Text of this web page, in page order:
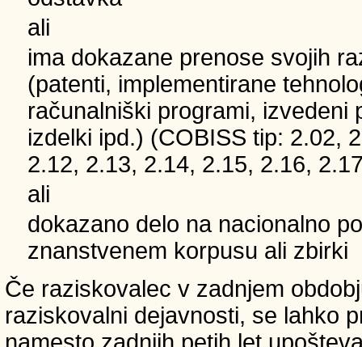
ali
ima dokazane prenose svojih
(patenti, implementirane
računalniški programi, izvedeni
izdelki ipd.) (COBISS tip: 2.02,
2.12, 2.13, 2.14, 2.15, 2.16,
ali
dokazano delo na nacionalno
znanstvenem korpusu ali zbirki
Če raziskovalec v zadnjem
raziskovalni dejavnosti, se lahko
namesto zadnjih petih let